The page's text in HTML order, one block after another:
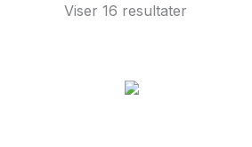
Viser 16 resultater